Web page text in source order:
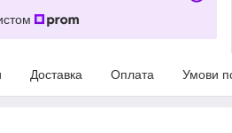
Доставка Оплата Умови